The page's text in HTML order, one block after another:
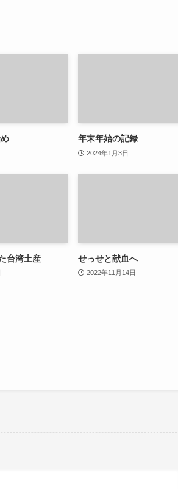
年末年始の記録
2024年1月3日
台湾土産 せっせと献血へ
2022年11月14日